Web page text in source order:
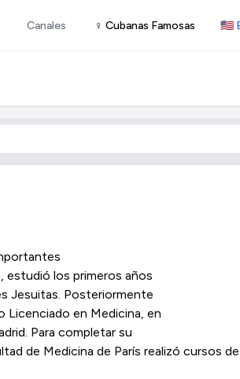
Canales ♀ Cubanas Famosas 🇺🇸
estudió los primeros años
Jesuitas. Posteriormente
Licenciado en Medicina, en
Para completar su
de Medicina de París realizó cursos de